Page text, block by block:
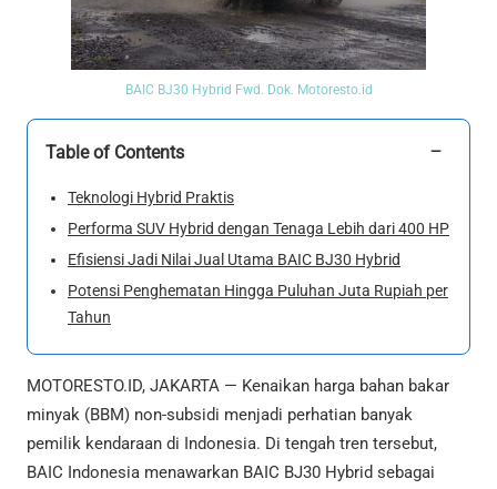
BAIC BJ30 Hybrid Fwd. Dok. Motoresto.id
Table of Contents −
Teknologi Hybrid Praktis
Performa SUV Hybrid dengan Tenaga Lebih dari 400 HP
Efisiensi Jadi Nilai Jual Utama BAIC BJ30 Hybrid
Potensi Penghematan Hingga Puluhan Juta Rupiah per
Tahun
MOTORESTO.ID, JAKARTA — Kenaikan harga bahan bakar
minyak (BBM) non-subsidi menjadi perhatian banyak
pemilik kendaraan di Indonesia. Di tengah tren tersebut,
BAIC Indonesia menawarkan BAIC BJ30 Hybrid sebagai